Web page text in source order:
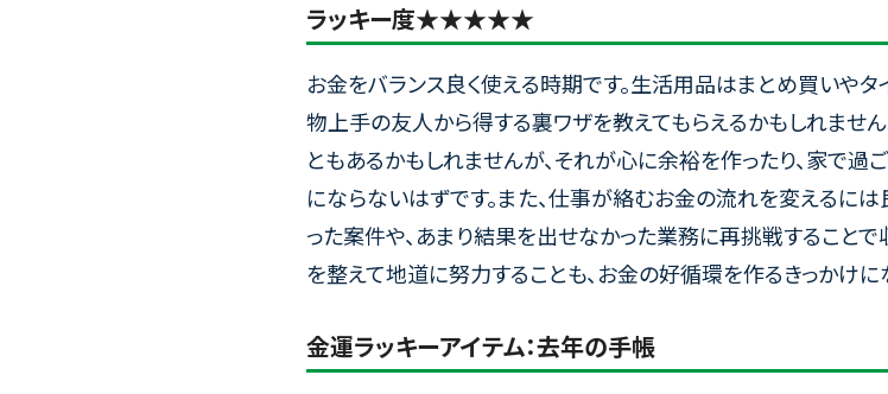
ラッキー度★★★★★
お金をバランス良く使える時期です。生活用品はまとめ買いや
物上手の友人から得する裏ワザを教えてもらえるかもしれませ
ともあるかもしれませんが、それが心に余裕を作ったり、家で
にならないはずです。また、仕事が絡むお金の流れを変えるに
った案件や、あまり結果を出せなかった業務に再挑戦すること
を整えて地道に努力することも、お金の好循環を作るきっかけに
金運ラッキーアイテム：去年の手帳